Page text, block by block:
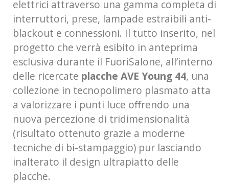
elettrici attraverso una gamma completa di
interruttori, prese, lampade estraibili anti-
blackout e connessioni. Il tutto inserito, nel
progetto che verrà esibito in anteprima
esclusiva durante il FuoriSalone, all’interno
delle ricercate placche AVE Young 44, una
collezione in tecnopolimero plasmato atta
a valorizzare i punti luce offrendo una
nuova percezione di tridimensionalità
(risultato ottenuto grazie a moderne
tecniche di bi-stampaggio) pur lasciando
inalterato il design ultrapiatto delle
placche.